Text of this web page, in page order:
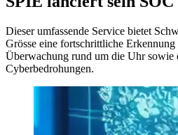
Dieser umfassende Service bietet
Grösse eine fortschrittliche
Überwachung rund um die Uhr sowie
Cyberbedrohungen.